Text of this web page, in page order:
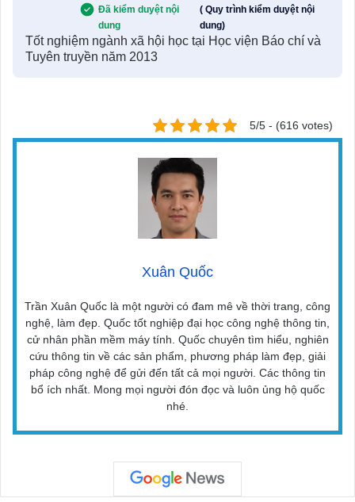
Đã kiểm duyệt nội
dung
( Quy trình kiểm duyệt nội
dung)
Tốt nghiệm ngành xã hội học tại Học viện Báo chí và
Tuyên truyền năm 2013
5/5 - (616 votes)
Xuân Quốc
Trần Xuân Quốc là một người có đam mê về thời trang, công
nghệ, làm đẹp. Quốc tốt nghiệp đại học công nghệ thông tin,
cử nhân phần mềm máy tính. Quốc chuyên tìm hiểu, nghiên
cứu thông tin về các sản phẩm, phương pháp làm đẹp, giải
pháp công nghệ để gửi đến tất cả mọi người. Các thông tin
bổ ích nhất. Mong mọi người đón đọc và luôn ủng hộ quốc
nhé.